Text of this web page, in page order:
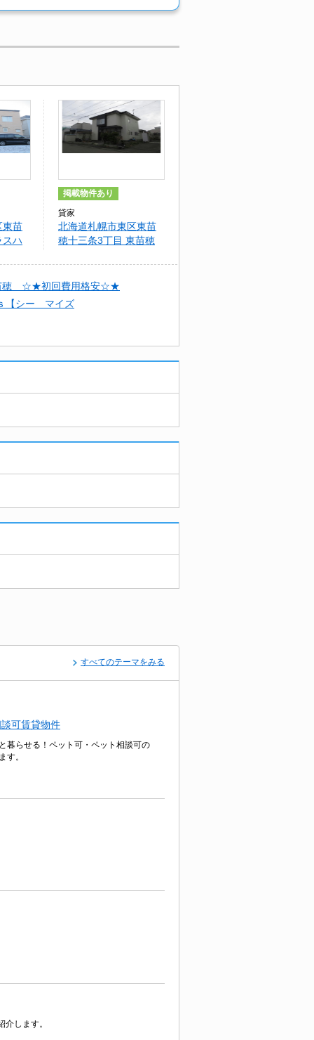
東苗
スハ
掲載物件あり
貸家
北海道札幌市東区東苗
穂十三条3丁目 東苗穂
穂 ☆★初回費用格安☆★
【シー マイズ
すべてのテーマをみる
可賃貸物件
暮らせる！ペット可・ペット相談可の
す。
します。